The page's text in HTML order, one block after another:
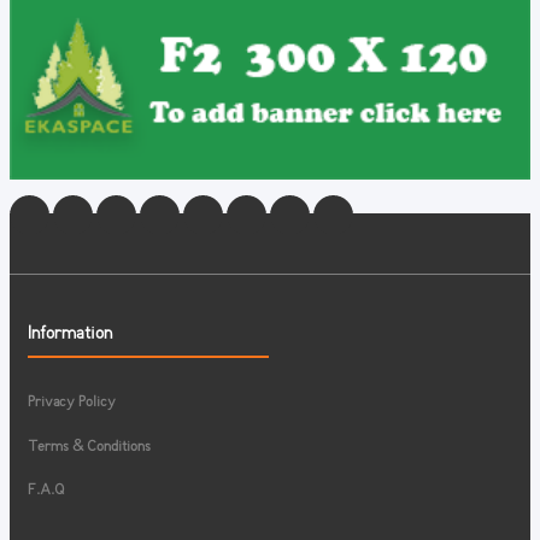
Information
Privacy Policy
Terms & Conditions
F.A.Q